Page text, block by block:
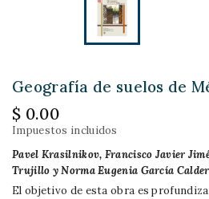
Geografía de suelos de
$ 0.00
Impuestos incluidos
Pavel Krasilnikov, Francisco Javier
Trujillo y Norma Eugenia García
El objetivo de esta obra es